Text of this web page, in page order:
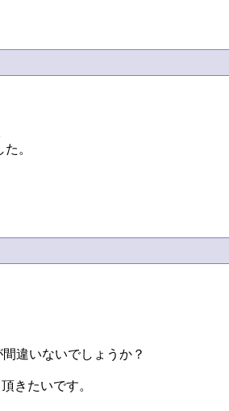
。
違いないでしょうか？
きたいです。